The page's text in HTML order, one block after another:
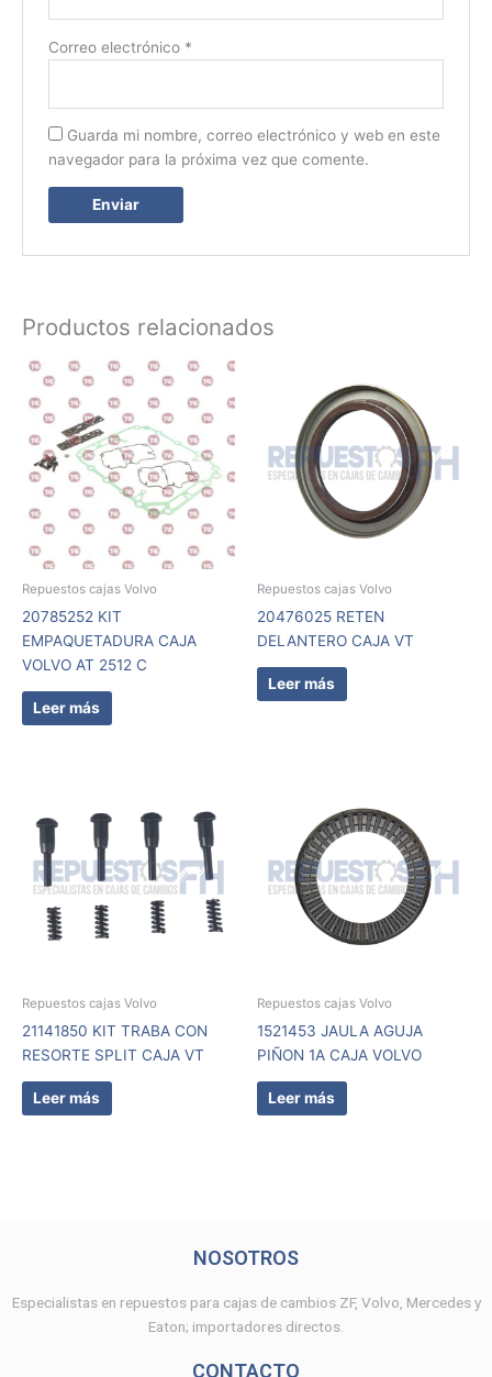
Correo electrónico *
Guarda mi nombre, correo electrónico y web en este
navegador para la próxima vez que comente.
Productos relacionados
Repuestos cajas Volvo
20785252 KIT
EMPAQUETADURA CAJA
VOLVO AT 2512 C
Leer más
Repuestos cajas Volvo
20476025 RETEN
DELANTERO CAJA VT
Leer más
Repuestos cajas Volvo
21141850 KIT TRABA CON
RESORTE SPLIT CAJA VT
Leer más
Repuestos cajas Volvo
1521453 JAULA AGUJA
PIÑON 1A CAJA VOLVO
Leer más
NOSOTROS
Especialistas en repuestos para cajas de cambios ZF, Volvo, Mercedes y
Eaton; importadores directos.
CONTACTO